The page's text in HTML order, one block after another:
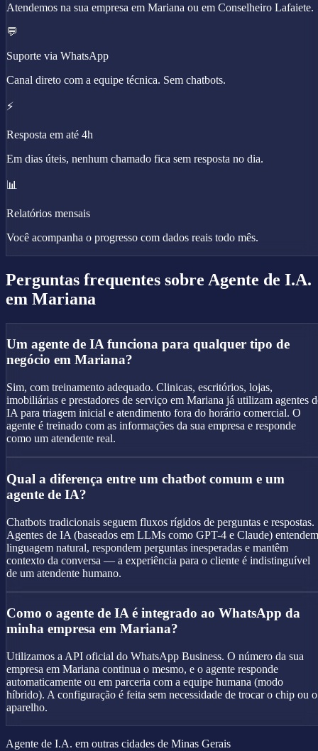
Atendemos na sua empresa em Mariana ou em Conselheiro Lafaiete.
💬
Suporte via WhatsApp
Canal direto com a equipe técnica. Sem chatbots.
⚡
Resposta em até 4h
Em dias úteis, nenhum chamado fica sem resposta no dia.
📊
Relatórios mensais
Você acompanha o progresso com dados reais todo mês.
Perguntas frequentes sobre Agente de I.A.
em Mariana
Um agente de IA funciona para qualquer tipo de
negócio em Mariana?
Sim, com treinamento adequado. Clinicas, escritórios, lojas,
imobiliárias e prestadores de serviço em Mariana já utilizam agentes
IA para triagem inicial e atendimento fora do horário comercial. O
agente é treinado com as informações da sua empresa e responde
como um atendente real.
Qual a diferença entre um chatbot comum e um
agente de IA?
Chatbots tradicionais seguem fluxos rígidos de perguntas e respostas.
Agentes de IA (baseados em LLMs como GPT-4 e Claude) entendem
linguagem natural, respondem perguntas inesperadas e mantêm
contexto da conversa — a experiência para o cliente é indistinguível
de um atendente humano.
Como o agente de IA é integrado ao WhatsApp da
minha empresa em Mariana?
Utilizamos a API oficial do WhatsApp Business. O número da sua
empresa em Mariana continua o mesmo, e o agente responde
automaticamente ou em parceria com a equipe humana (modo
híbrido). A configuração é feita sem necessidade de trocar o chip ou o
aparelho.
Agente de I.A. em outras cidades de Minas Gerais